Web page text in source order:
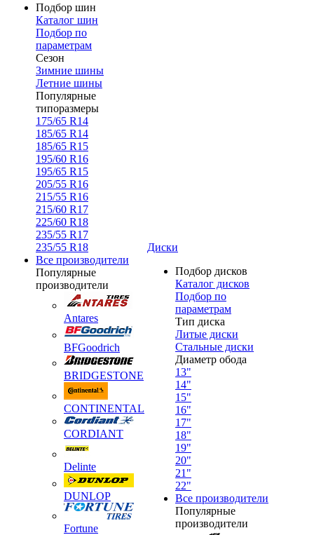
Подбор шин
Каталог шин
Подбор по
параметрам
Сезон
Зимние шины
Летние шины
Популярные
типоразмеры
175/65 R14
185/65 R14
185/65 R15
195/60 R16
195/65 R15
205/55 R16
215/55 R16
215/60 R17
225/60 R18
235/55 R17
235/55 R18
Все производители
Популярные
производители
Antares
BFGoodrich
BRIDGESTONE
CONTINENTAL
CORDIANT
Delinte
DUNLOP
Fortune
Диски
Подбор дисков
Каталог дисков
Подбор по
параметрам
Тип диска
Литые диски
Стальные диски
Диаметр обода
13"
14"
15"
16"
17"
18"
19"
20"
21"
22"
Все производители
Популярные
производители